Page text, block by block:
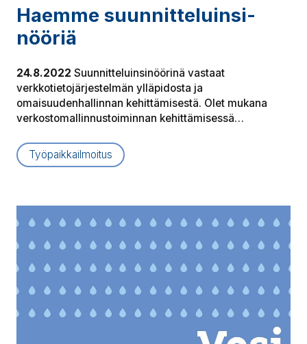
Haemme suun­nit­te­luin­si­
nöö­riä
24.8.2022 Suunnitteluinsinöörinä vastaat
verkkotietojärjestelmän ylläpidosta ja
omaisuudenhallinnan kehittämisestä. Olet mukana
verkostomallinnustoiminnan kehittämisessä…
Työpaikkailmoitus